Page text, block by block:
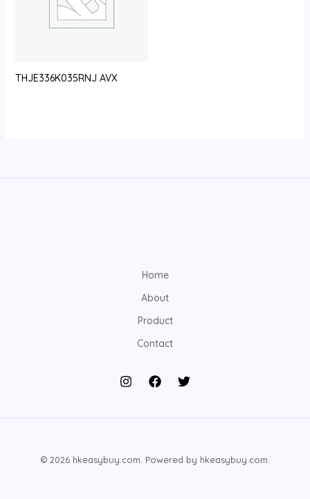
THJE336K035RNJ AVX
Home
About
Product
Contact
© 2026 hkeasybuy.com. Powered by hkeasybuy.com.